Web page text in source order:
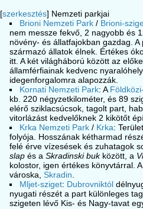
[szerkesztés] Nemzeti parkjai
Brioni Nemzeti Park / Brioni-
nem messze fekvő, 2 nagyobb és
növény- és állatfajokban gazdag.
származó állatok élnek. Értékes
itt. A két világháború között az
államférfiainak kedvenc
idegenforgalomra alapozzák.
Kornati Nemzeti Park: A
kb. 220 négyzetkilométer, és 89
elérő sziklacsúcsok, tagolt part,
vitorlázást kedvelőknek 2 kikötőt
Krka Nemzeti Park / Krka:
folyója. Hosszának kétharmad
felé érve vízesések és zuhatagok
slap és a Skradinski bukközött, a
kolostor, igen értékes könyvtárral.
városka, Skradin
Mljet-sziget: Dubrovniktól
nyugati részét a part különleges
szigeten lévő Kis- és Nagy-tavat